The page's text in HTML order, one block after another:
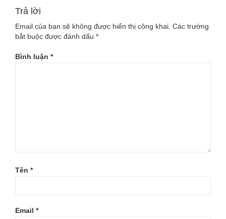
Trả lời
Email của bạn sẽ không được hiển thị công khai. Các trường
bắt buộc được đánh dấu *
Bình luận *
Tên *
Email *